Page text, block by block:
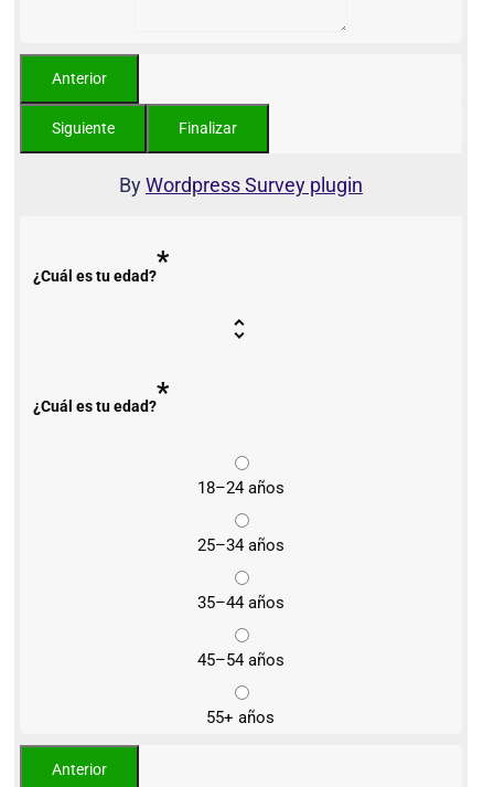
ByWordpress Survey plugin
¿Cuál es tu edad?*
¿Cuál es tu edad?*
18–24 años
25–34 años
35–44 años
45–54 años
55+ años